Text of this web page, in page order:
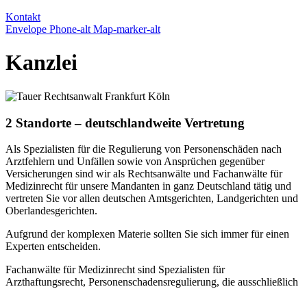
Kontakt
Envelope Phone-alt Map-marker-alt
Kanzlei
2 Standorte – deutschlandweite Vertretung
Als Spezialisten für die Regulierung von Personenschäden nach
Arztfehlern und Unfällen sowie von Ansprüchen gegenüber
Versicherungen sind wir als Rechtsanwälte und Fachanwälte für
Medizinrecht für unsere Mandanten in ganz Deutschland tätig und
vertreten Sie vor allen deutschen Amtsgerichten, Landgerichten und
Oberlandesgerichten.
Aufgrund der komplexen Materie sollten Sie sich immer für einen
Experten entscheiden.
Fachanwälte für Medizinrecht sind Spezialisten für
Arzthaftungsrecht, Personenschadensregulierung, die ausschließlich